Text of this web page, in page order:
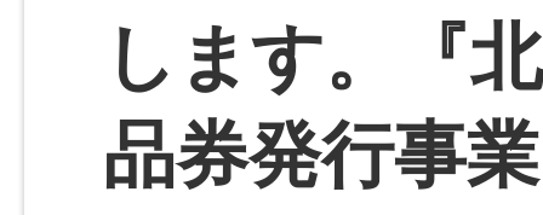
します。『
品券発行事